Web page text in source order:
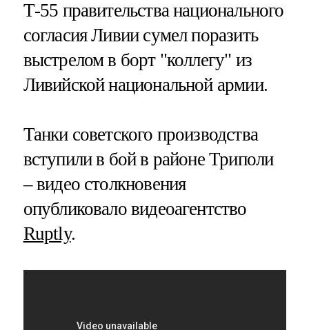
Т-55 правительства национального
согласия Ливии сумел поразить
выстрелом в борт "коллегу" из
Ливийской национальной армии.
Танки советского производства
вступили в бой в районе Триполи
– видео столкновения
опубликовало видеоагентство
Ruptly.